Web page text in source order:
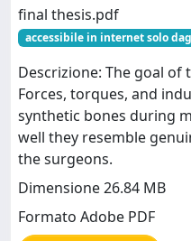
final thesis.pdf
accessibile in internet solo
Descrizione: The goal
Forces, torques, and
synthetic bones during
well they resemble
the surgeons.
Dimensione 26.84 MB
Formato Adobe PDF